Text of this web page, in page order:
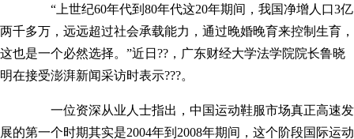
“上世纪60年代到80年代这20年期间，我国净增人口3亿
两千多万，远远超过社会承载能力，通过晚婚晚育来控制生育，
这也是一个必然选择。”近日??，广东财经大学法学院院长鲁晓
明在接受澎湃新闻采访时表示???。
一位资深从业人士指出，中国运动鞋服市场真正高速发
展的第一个时期其实是2004年到2008年期间，这个阶段国际运动